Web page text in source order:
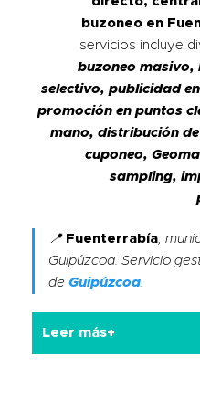
buzoneo en
servicios incluye
buzoneo masivo,
selectivo, publicidad
promoción en puntos
mano, distribución
cuponeo,
sampling,
📍 Fuenterrabía ,
Guipúzcoa. Servicio
de Guipúzcoa
Leer más+